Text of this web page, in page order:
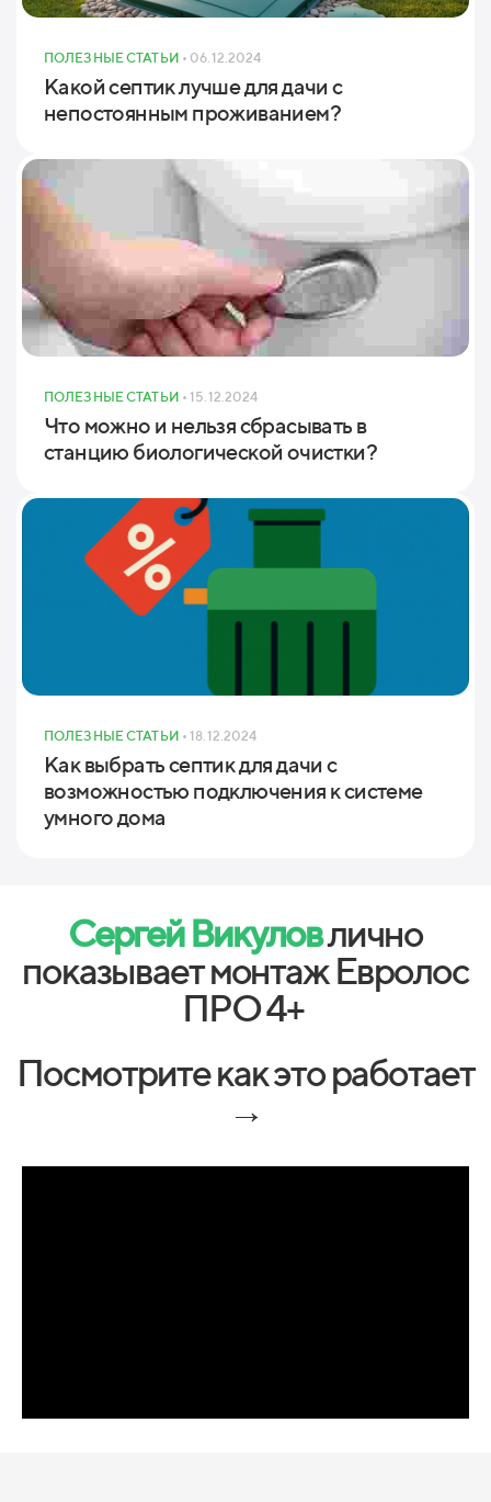
ПОЛЕЗНЫЕ СТАТЬИ • 06.12.2024
Какой септик лучше для дачи с
непостоянным проживанием?
ПОЛЕЗНЫЕ СТАТЬИ • 15.12.2024
Что можно и нельзя сбрасывать в
станцию биологической очистки?
ПОЛЕЗНЫЕ СТАТЬИ • 18.12.2024
Как выбрать септик для дачи с
возможностью подключения к системе
умного дома
Сергей Викуловлично
показывает монтаж Евролос
ПРО 4+
Посмотрите как это работает
→